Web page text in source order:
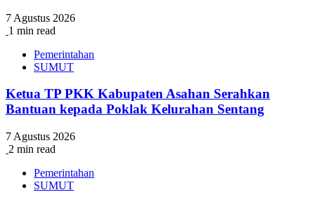
7 Agustus 2026
1 min read
Pemerintahan
SUMUT
Ketua TP PKK Kabupaten Asahan Serahkan
Bantuan kepada Poklak Kelurahan Sentang
7 Agustus 2026
2 min read
Pemerintahan
SUMUT